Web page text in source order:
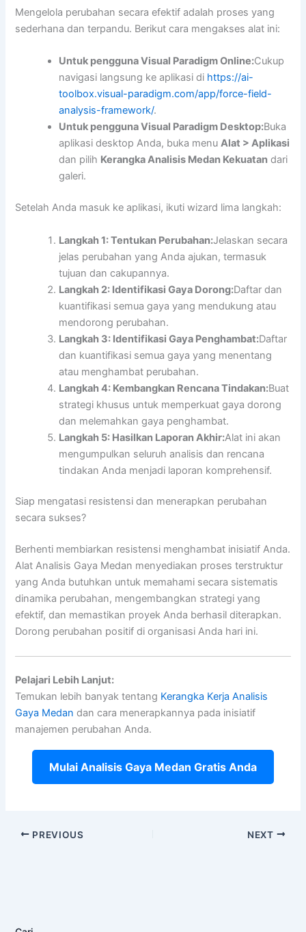
Mengelola perubahan secara efektif adalah proses yang
sederhana dan terpandu. Berikut cara mengakses alat ini:
Untuk pengguna Visual Paradigm Online:Cukup
navigasi langsung ke aplikasi di https://ai-
toolbox.visual-paradigm.com/app/force-field-
analysis-framework/.
Untuk pengguna Visual Paradigm Desktop:Buka
aplikasi desktop Anda, buka menuAlat > Aplikasi
dan pilih Kerangka Analisis Medan Kekuatan dari
galeri.
Setelah Anda masuk ke aplikasi, ikuti wizard lima langkah:
Langkah 1: Tentukan Perubahan:Jelaskan secara
jelas perubahan yang Anda ajukan, termasuk
tujuan dan cakupannya.
Langkah 2: Identifikasi Gaya Dorong:Daftar dan
kuantifikasi semua gaya yang mendukung atau
mendorong perubahan.
Langkah 3: Identifikasi Gaya Penghambat:Daftar
dan kuantifikasi semua gaya yang menentang
atau menghambat perubahan.
Langkah 4: Kembangkan Rencana Tindakan:Buat
strategi khusus untuk memperkuat gaya dorong
dan melemahkan gaya penghambat.
Langkah 5: Hasilkan Laporan Akhir:Alat ini akan
mengumpulkan seluruh analisis dan rencana
tindakan Anda menjadi laporan komprehensif.
Siap mengatasi resistensi dan menerapkan perubahan
secara sukses?
Berhenti membiarkan resistensi menghambat inisiatif Anda.
Alat Analisis Gaya Medan menyediakan proses terstruktur
yang Anda butuhkan untuk memahami secara sistematis
dinamika perubahan, mengembangkan strategi yang
efektif, dan memastikan proyek Anda berhasil diterapkan.
Dorong perubahan positif di organisasi Anda hari ini.
Pelajari Lebih Lanjut:
Temukan lebih banyak tentang Kerangka Kerja Analisis
Gaya Medan dan cara menerapkannya pada inisiatif
manajemen perubahan Anda.
Mulai Analisis Gaya Medan Gratis Anda
PREVIOUS NEXT